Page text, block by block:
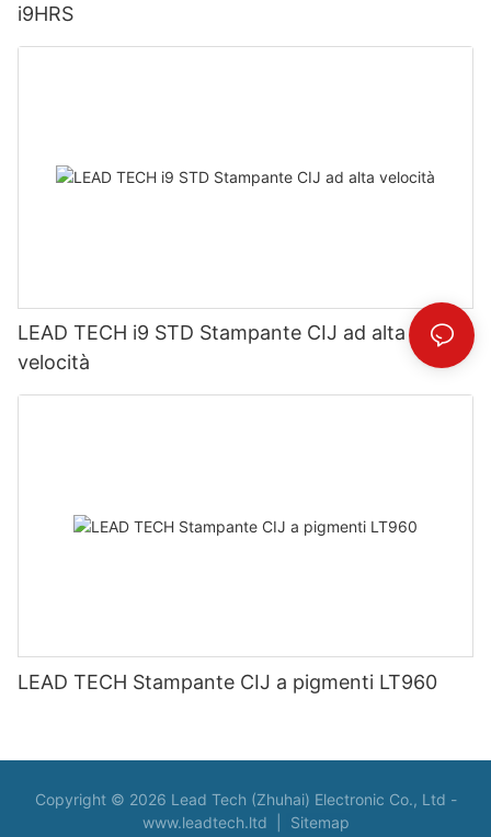
i9HRS
LEAD TECH i9 STD Stampante CIJ ad alta
velocità
LEAD TECH Stampante CIJ a pigmenti LT960
Copyright © 2026 Lead Tech (Zhuhai) Electronic Co., Ltd -
www.leadtech.ltd
Sitemap